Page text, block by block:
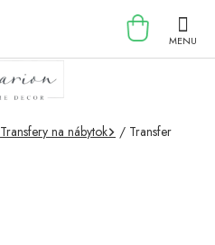
KOŠÍK
Transfery na nábytok / Transfer